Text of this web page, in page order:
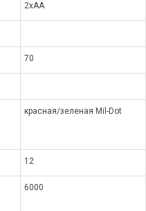
2xAA
70
красная/зеленая Mil-Dot
12
6000